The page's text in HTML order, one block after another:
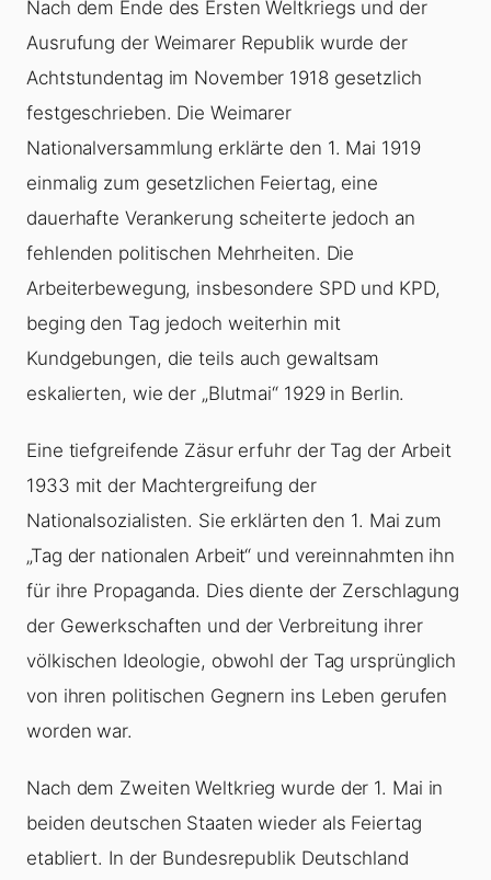
Nach dem Ende des Ersten Weltkriegs und der
Ausrufung der Weimarer Republik wurde der
Achtstundentag im November 1918 gesetzlich
festgeschrieben. Die Weimarer
Nationalversammlung erklärte den 1. Mai 1919
einmalig zum gesetzlichen Feiertag, eine
dauerhafte Verankerung scheiterte jedoch an
fehlenden politischen Mehrheiten. Die
Arbeiterbewegung, insbesondere SPD und KPD,
beging den Tag jedoch weiterhin mit
Kundgebungen, die teils auch gewaltsam
eskalierten, wie der „Blutmai“ 1929 in Berlin.
Eine tiefgreifende Zäsur erfuhr der Tag der Arbeit
1933 mit der Machtergreifung der
Nationalsozialisten. Sie erklärten den 1. Mai zum
„Tag der nationalen Arbeit“ und vereinnahmten ihn
für ihre Propaganda. Dies diente der Zerschlagung
der Gewerkschaften und der Verbreitung ihrer
völkischen Ideologie, obwohl der Tag ursprünglich
von ihren politischen Gegnern ins Leben gerufen
worden war.
Nach dem Zweiten Weltkrieg wurde der 1. Mai in
beiden deutschen Staaten wieder als Feiertag
etabliert. In der Bundesrepublik Deutschland